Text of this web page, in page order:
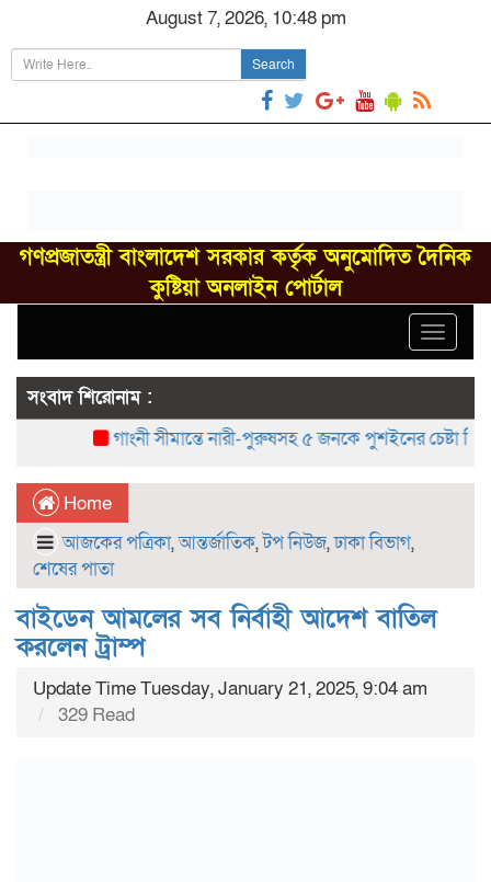
August 7, 2026, 10:48 pm
Search
গণপ্রজাতন্ত্রী বাংলাদেশ সরকার কর্তৃক অনুমোদিত দৈনিক
কুষ্টিয়া অনলাইন পোর্টাল
Toggle
সংবাদ শিরোনাম :
গাংনী সীমান্তে নারী-পুরুষসহ ৫ জনকে পুশইনের চেষ্টা
Home
আজকের পত্রিকা,আন্তর্জাতিক,টপ নিউজ,ঢাকা বিভাগ,
শেষের পাতা
বাইডেন আমলের সব নির্বাহী আদেশ বাতিল
করলেন ট্রাম্প
Update Time Tuesday, January 21, 2025, 9:04 am
329 Read